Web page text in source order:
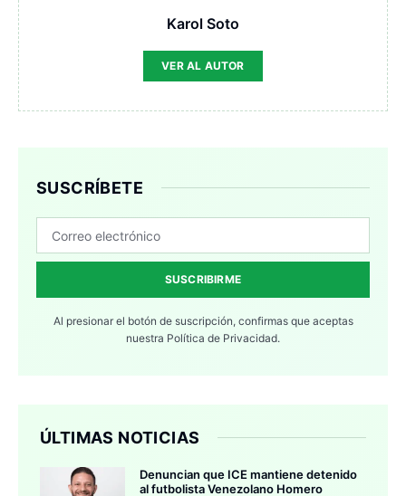
Karol Soto
VER AL AUTOR
SUSCRÍBETE
SUSCRIBIRME
Al presionar el botón de suscripción, confirmas que aceptas
nuestra Política de Privacidad.
ÚLTIMAS NOTICIAS
Denuncian que ICE mantiene detenido
al futbolista Venezolano Homero